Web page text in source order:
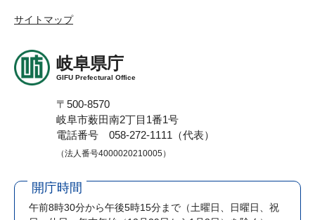
サイトマップ
岐阜県庁
GIFU Prefectural Office
〒500-8570
岐阜市薮田南2丁目1番1号
電話番号 058-272-1111（代表）
（法人番号4000020210005）
開庁時間
午前8時30分から午後5時15分まで （土曜日、日曜日、祝